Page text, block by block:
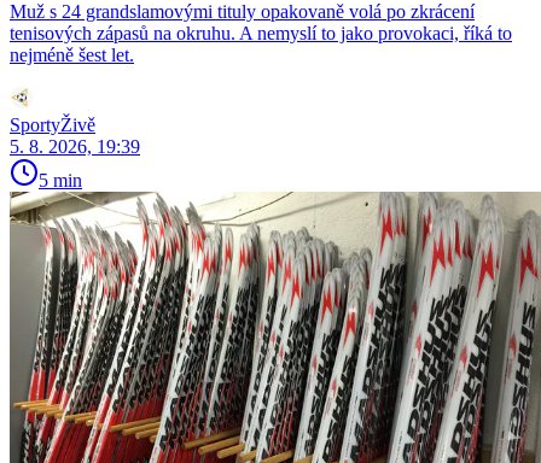
Muž s 24 grandslamovými tituly opakovaně volá po zkrácení
tenisových zápasů na okruhu. A nemyslí to jako provokaci, říká to
nejméně šest let.
SportyŽivě
5. 8. 2026, 19:39
5 min